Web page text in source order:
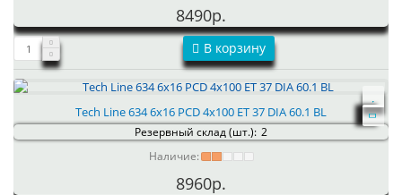
8490р.
В корзину
Tech Line 634 6x16 PCD 4x100 ET 37 DIA 60.1 BL
Резервный склад (шт.): 2
Наличие:
8960р.